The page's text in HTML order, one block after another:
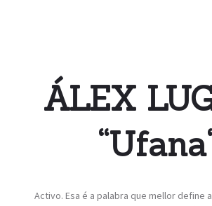
ÁLEX
“Ufana
Activo. Esa é a palabra que mellor define a